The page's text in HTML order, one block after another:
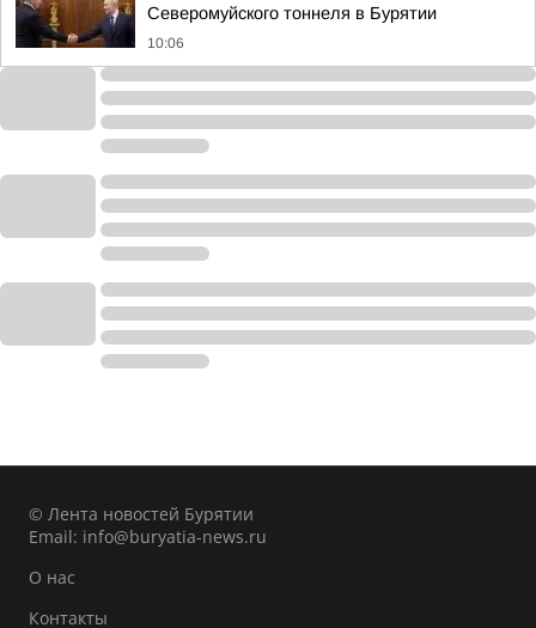
Северомуйского тоннеля в Бурятии
10:06
© Лента новостей Бурятии
Email: info@buryatia-news.ru
О нас
Контакты